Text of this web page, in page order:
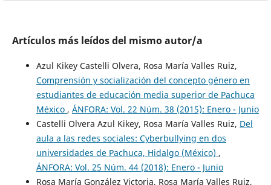
Artículos más leídos del mismo autor/a
Azul Kikey Castelli Olvera, Rosa María Valles Ruiz,
Comprensión y socialización del concepto género en
estudiantes de educación media superior de Pachuca
México , ÁNFORA: Vol. 22 Núm. 38 (2015): Enero - Junio
Castelli Olvera Azul Kikey, Rosa María Valles Ruiz, Del
aula a las redes sociales: Cyberbullying en dos
universidades de Pachuca, Hidalgo (México) ,
ÁNFORA: Vol. 25 Núm. 44 (2018): Enero - Junio
Rosa María González Victoria, Rosa María Valles Ruiz,